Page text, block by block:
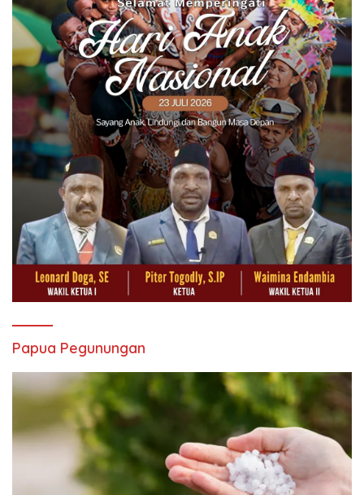
Papua Pegunungan